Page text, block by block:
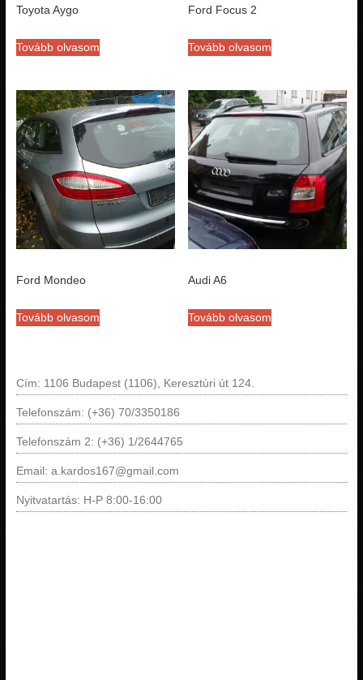
Toyota Aygo
Tovább olvasom
Ford Focus 2
Tovább olvasom
Ford Mondeo
Tovább olvasom
Audi A6
Tovább olvasom
Cím: 1106 Budapest (1106), Keresztúri út 124.
Telefonszám: (+36) 70/3350186
Telefonszám 2: (+36) 1/2644765
Email: a.kardos167@gmail.com
Nyitvatartás: H-P 8:00-16:00